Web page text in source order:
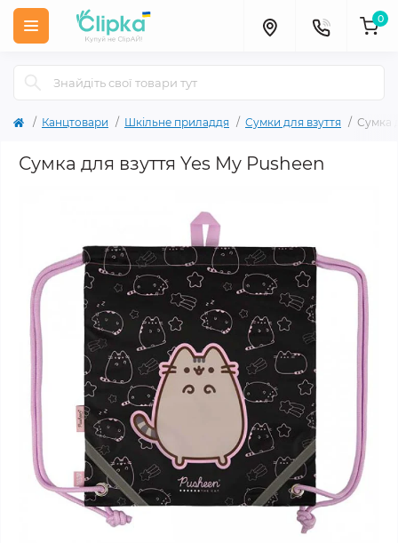
0
Канцтовари Шкільне приладдя Сумки для взуття Сумка
Сумка для взуття Yes My Pusheen